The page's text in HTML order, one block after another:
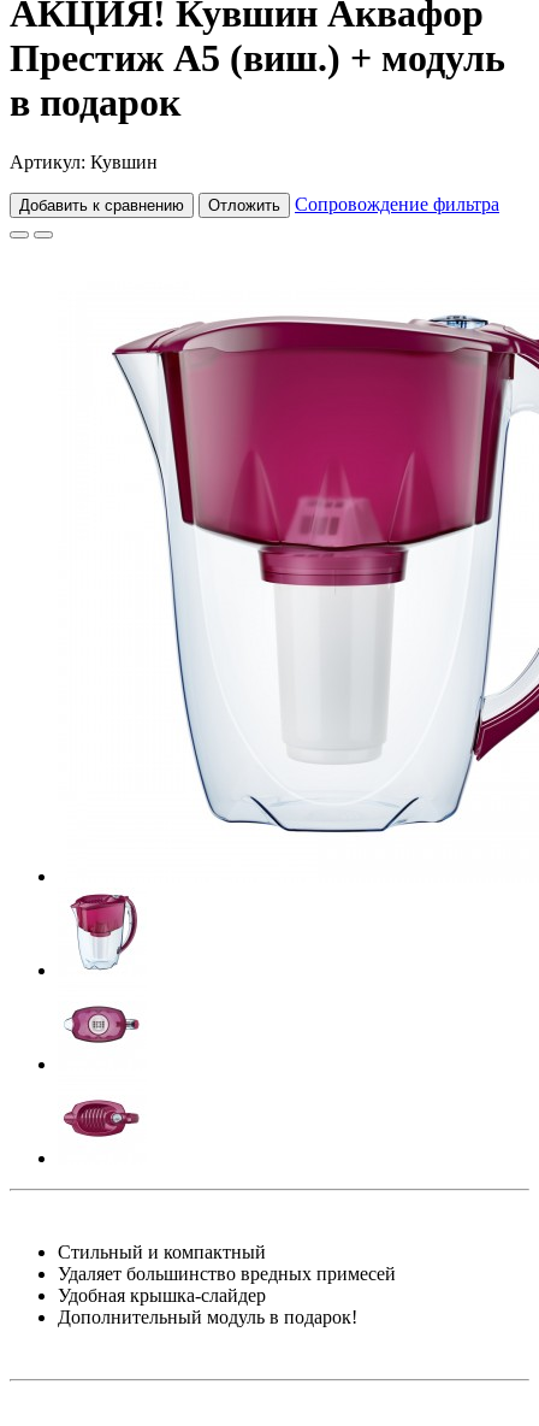
АКЦИЯ! Кувшин Аквафор
Престиж А5 (виш.) + модуль
в подарок
Артикул: Кувшин
Добавить к сравнению Отложить Сопровождение фильтра
Стильный и компактный
Удаляет большинство вредных примесей
Удобная крышка-слайдер
Дополнительный модуль в подарок!